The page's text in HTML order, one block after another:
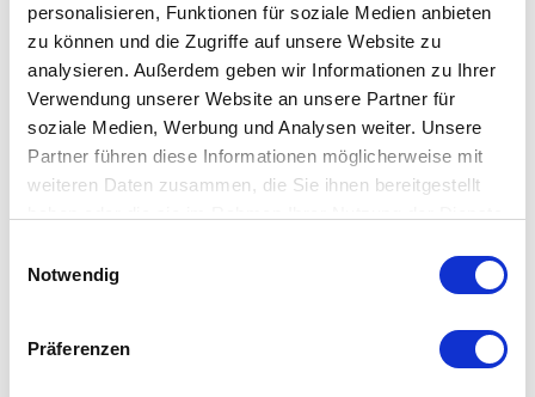
personalisieren, Funktionen für soziale Medien anbieten
zu können und die Zugriffe auf unsere Website zu
analysieren. Außerdem geben wir Informationen zu Ihrer
Verwendung unserer Website an unsere Partner für
soziale Medien, Werbung und Analysen weiter. Unsere
Partner führen diese Informationen möglicherweise mit
weiteren Daten zusammen, die Sie ihnen bereitgestellt
Datenschutzerklärung
Notwendig
Präferenzen
einzukuscheln. Da ist es dann auch gar nicht schlimm, wenn es
draußen kalt und stürmisch ist – Sofa-Time & relaxen ist dann
angesagt.
Besonderheit
weiche Haptik / schwere Qualität